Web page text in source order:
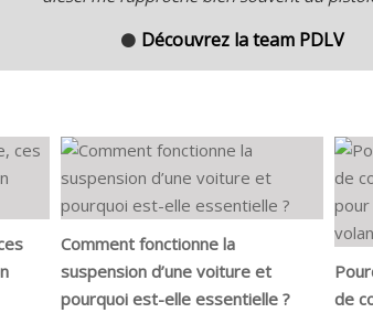
⚫ Découvrez la team PDLV
Comment fonctionne la
suspension d’une voiture et
pourquoi est-elle essentielle ?
de